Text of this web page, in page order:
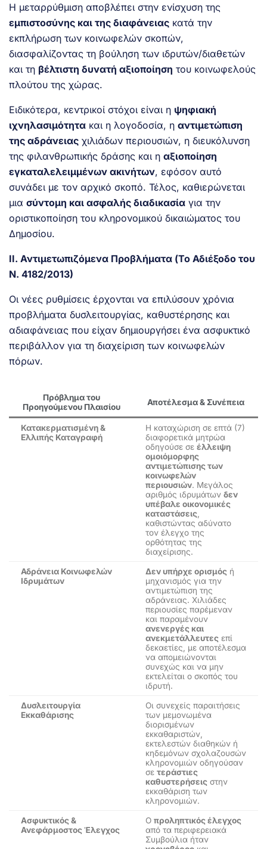
Η μεταρρύθμιση αποβλέπει στην ενίσχυση της
εμπιστοσύνης και της διαφάνειας κατά την
εκπλήρωση των κοινωφελών σκοπών,
διασφαλίζοντας τη βούληση των ιδρυτών/διαθετών
και τη βέλτιστη δυνατή αξιοποίηση του κοινωφελούς
πλούτου της χώρας.
Ειδικότερα, κεντρικοί στόχοι είναι η ψηφιακή
ιχνηλασιμότητα και η λογοδοσία, η αντιμετώπιση
της αδράνειας χιλιάδων περιουσιών, η διευκόλυνση
της φιλανθρωπικής δράσης και η αξιοποίηση
εγκαταλελειμμένων ακινήτων, εφόσον αυτό
συνάδει με τον αρχικό σκοπό. Τέλος, καθιερώνεται
μια σύντομη και ασφαλής διαδικασία για την
οριστικοποίηση του κληρονομικού δικαιώματος του
Δημοσίου.
ΙΙ. Αντιμετωπιζόμενα Προβλήματα (Το Αδιέξοδο του
Ν. 4182/2013)
Οι νέες ρυθμίσεις έρχονται να επιλύσουν χρόνια
προβλήματα δυσλειτουργίας, καθυστέρησης και
αδιαφάνειας που είχαν δημιουργήσει ένα ασφυκτικό
περιβάλλον για τη διαχείριση των κοινωφελών
πόρων.
Πρόβλημα του
Προηγούμενου Πλαισίου
Αποτέλεσμα & Συνέπεια
Κατακερματισμένη &
Ελλιπής Καταγραφή
Η καταχώριση σε επτά (7)
διαφορετικά μητρώα
οδηγούσε σε έλλειψη
ομοιόμορφης
αντιμετώπισης των
κοινωφελών
περιουσιών. Μεγάλος
αριθμός ιδρυμάτων δεν
υπέβαλε οικονομικές
καταστάσεις
καθιστώντας αδύνατο
τον έλεγχο της
ορθότητας της
διαχείρισης.
Αδράνεια Κοινωφελών
Ιδρυμάτων
Δεν υπήρχε ορισμός ή
μηχανισμός για την
αντιμετώπιση της
αδράνειας. Χιλιάδες
περιουσίες παρέμεναν
και παραμένουν
ανενεργές και
ανεκμετάλλευτες επί
δεκαετίες, με αποτέλεσμα
να απομειώνονται
συνεχώς και να μην
εκτελείται ο σκοπός του
ιδρυτή.
Δυσλειτουργία
Εκκαθάρισης
Οι συνεχείς παραιτήσεις
των μεμονωμένα
διορισμένων
εκκαθαριστών,
εκτελεστών διαθηκών ή
κηδεμόνων σχολαζουσών
κληρονομιών οδηγούσαν
σε τεράστιες
καθυστερήσεις στην
εκκαθάριση των
κληρονομιών.
Ασφυκτικός &
Ανεφάρμοστος Έλεγχος
Ο προληπτικός έλεγχος
από τα περιφερειακά
Συμβούλια ήταν